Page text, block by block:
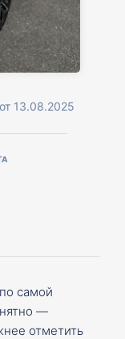
13.08.2025
самой
—
отметить